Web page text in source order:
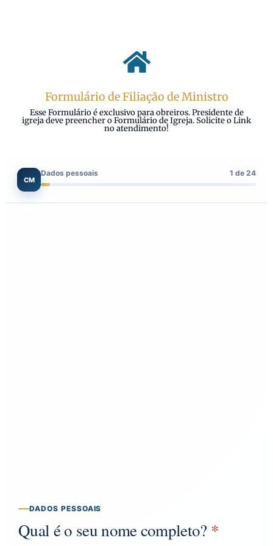
Formulário de Filiação de Ministro
Esse Formulário é exclusivo para obreiros. Presidente de
igreja deve preencher o Formulário de Igreja. Solicite o Link
no atendimento!
CM
Dados pessoais 1 de 24
DADOS PESSOAIS
Qual é o seu nome completo? *